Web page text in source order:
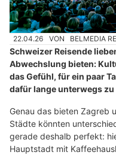
22.04.26 VON BELMEDIA
Schweizer Reisende
Abwechslung bieten:
das Gefühl, für ein paar
dafür lange unterwegs zu
Genau das bieten Zagreb
Städte könnten
gerade deshalb perfekt:
Hauptstadt mit